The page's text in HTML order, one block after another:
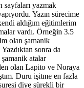
sayfaları yazmak
Yazın sürecime
aldığım eğitimlerim
vardı. Örneğin 3.5
olan şamanik
Yazdıktan sonra da
şamanik atalar
olan Lapito ve Noraya
Duru işitme en fazla
diye sürekli bir